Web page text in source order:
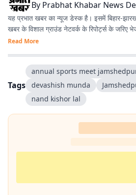
By Prabhat Khabar News
यह प्रभात खबर का न्यूज डेस्क है। इसमें बिहार-
खबर के विशाल ग्राउंड नेटवर्क के रिपोर्ट्स के जरिए
Read More
Tags
annual sports meet
devashish munda
nand kishor lal